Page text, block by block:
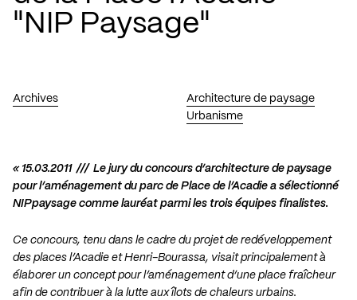
"NIP Paysage"
Archives
Architecture de paysage
Urbanisme
« 15.03.2011 /// Le jury du concours d’architecture de paysage
pour l’aménagement du parc de Place de l’Acadie a sélectionné
NIPpaysage comme lauréat parmi les trois équipes finalistes.
Ce concours, tenu dans le cadre du projet de redéveloppement
des places l’Acadie et Henri-Bourassa, visait principalement à
élaborer un concept pour l’aménagement d’une place fraîcheur
afin de contribuer à la lutte aux îlots de chaleurs urbains.